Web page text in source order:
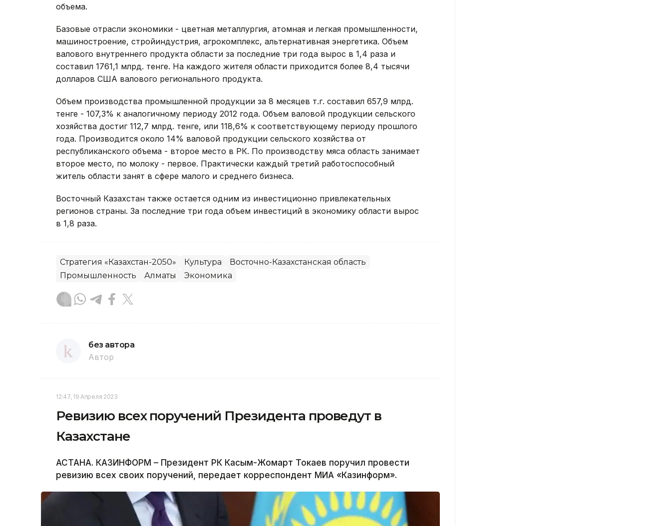
объема.
Базовые отрасли экономики - цветная металлургия, атомная и легкая промышленности,
машиностроение, стройиндустрия, агрокомплекс, альтернативная энергетика. Объем
валового внутреннего продукта области за последние три года вырос в 1,4 раза и
составил 1761,1 млрд. тенге. На каждого жителя области приходится более 8,4 тысячи
долларов США валового регионального продукта.
Объем производства промышленной продукции за 8 месяцев т.г. составил 657,9 млрд.
тенге - 107,3% к аналогичному периоду 2012 года. Объем валовой продукции сельского
хозяйства достиг 112,7 млрд. тенге, или 118,6% к соответствующему периоду прошлого
года. Производится около 14% валовой продукции сельского хозяйства от
республиканского объема - второе место в РК. По производству мяса область занимает
второе место, по молоку - первое. Практически каждый третий работоспособный
житель области занят в сфере малого и среднего бизнеса.
Восточный Казахстан также остается одним из инвестиционно привлекательных
регионов страны. За последние три года объем инвестиций в экономику области вырос
в 1,8 раза.
Стратегия «Казахстан-2050» Культура
Восточно-Казахстанская область
Промышленность
Алматы Экономика
без автора
Автор
12:47, 19 Апреля 2023
Ревизию всех поручений Президента проведут в
Казахстане
АСТАНА. КАЗИНФОРМ – Президент РК Касым-Жомарт Токаев поручил провести
ревизию всех своих поручений, передает корреспондент МИА «Казинформ».